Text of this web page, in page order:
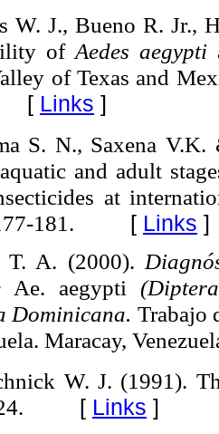
W. J., Bueno R. Jr.,
ofAedes aegypti
of Texas and
Links ]
S. N., Saxena
and adult
at
181. [ Links ]
T. A. (2000).
Ae. aegypti
Dominicana. Trabajo
Maracay,
W. J. (1991).
[ Links ]